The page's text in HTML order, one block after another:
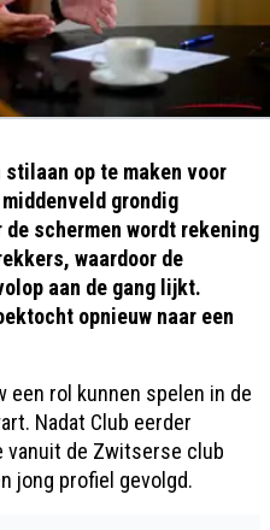
op te maken voor
grondig
schermen wordt rekening
waardoor de
aan de gang lijkt.
opnieuw naar een
een rol kunnen spelen in de
Nadat Club eerder
de Zwitserse club
jong profiel gevolgd.